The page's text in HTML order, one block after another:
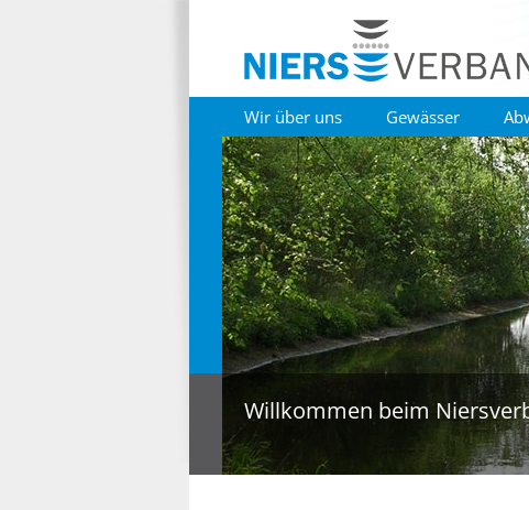
Wir über uns Gewässer
Willkommen beim